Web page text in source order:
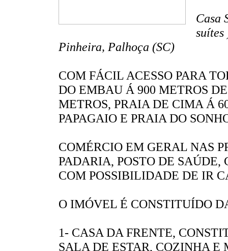
Casa
suítes
Pinheira, Palhoça (SC)
COM FÁCIL ACESSO PARA
DO EMBAU Á 900 METROS
METROS, PRAIA DE CIMA Á
PAPAGAIO E PRAIA DO
COMÉRCIO EM GERAL NAS
PADARIA, POSTO DE SAÚDE,
COM POSSIBILIDADE DE IR
O IMÓVEL É CONSTITUÍDO
1- CASA DA FRENTE,
SALA DE ESTAR, COZINHA